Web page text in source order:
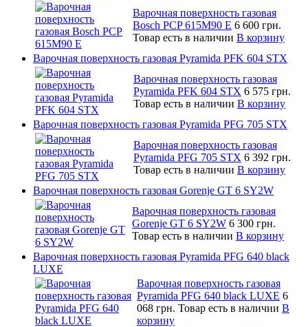
Варочная поверхность газовая
Bosch PCP 615M90 E 6 600 грн.
Товар есть в наличии В корзину
Варочная поверхность газовая Pyramida PFK 604 STX
Варочная поверхность газовая
Pyramida PFK 604 STX 6 575 грн.
Товар есть в наличии В корзину
Варочная поверхность газовая Pyramida PFG 705 STX
Варочная поверхность газовая
Pyramida PFG 705 STX 6 392 грн.
Товар есть в наличии В корзину
Варочная поверхность газовая Gorenje GT 6 SY2W
Варочная поверхность газовая
Gorenje GT 6 SY2W 6 300 грн.
Товар есть в наличии В корзину
Варочная поверхность газовая Pyramida PFG 640 black
LUXE
Варочная поверхность газовая
Pyramida PFG 640 black LUXE 6
068 грн. Товар есть в наличии В
корзину